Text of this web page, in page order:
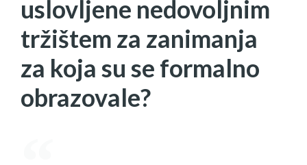
uslovljene nedovoljnim
tržištem za zanimanja
za koja su se formalno
obrazovale?